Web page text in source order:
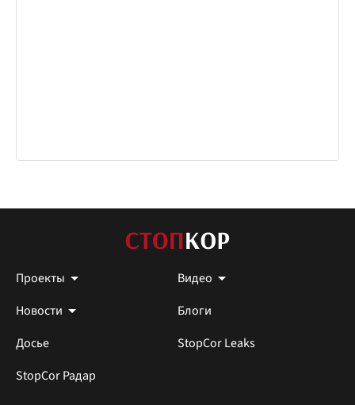
Проекты
Видео
Новости
Блоги
Досье
StopCor Leaks
StopCor Радар